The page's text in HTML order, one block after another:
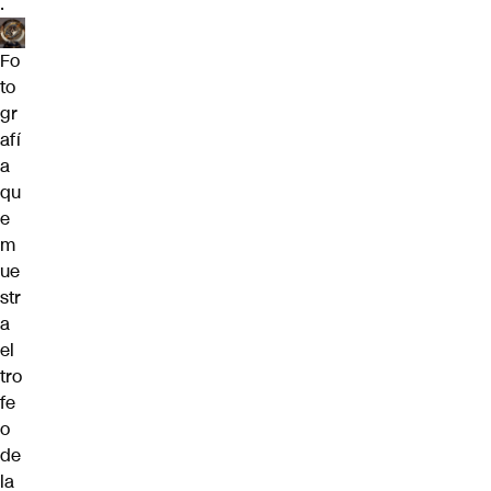
Fo
to
gr
afí
a
qu
e
m
ue
str
a
el
tro
fe
o
de
la